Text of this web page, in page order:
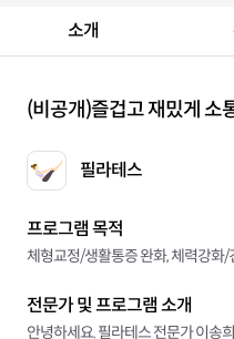
소개
(비공개)즐겁고 재밌게 소
필라테스
프로그램 목적
체형교정/생활통증 완화, 체력강화
전문가 및 프로그램 소개
안녕하세요. 필라테스 전문가 이송